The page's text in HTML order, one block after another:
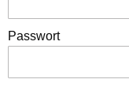
Passwort